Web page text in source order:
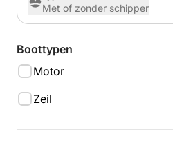
Met of zonder schipper
Boottypen
Motor
Zeil